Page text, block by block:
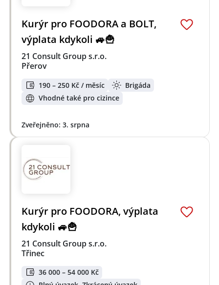
Kurýr pro FOODORA a BOLT,
výplata kdykoli 🚙🍟
21 Consult Group s.r.o.
Přerov
190 – 250 Kč / měsíc
Brigáda
Vhodné také pro cizince
Zveřejněno: 3. srpna
Kurýr pro FOODORA, výplata
kdykoli 🚙🍟
21 Consult Group s.r.o.
Třinec
36 000 – 54 000 Kč